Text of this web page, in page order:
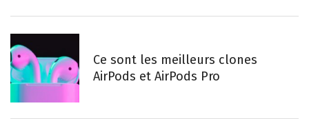
Ce sont les meilleurs clones
AirPods et AirPods Pro